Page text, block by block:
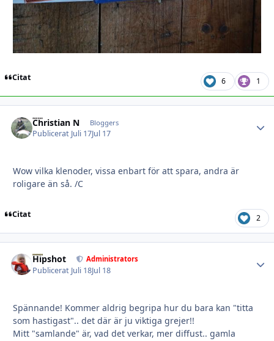
Citat 6 1
Christian N Bloggers
Publicerat Juli 17Jul 17
Wow vilka klenoder, vissa enbart för att spara, andra är
roligare än så. /C
Citat 2
Hipshot Administrators
Publicerat Juli 18Jul 18
Spännande! Kommer aldrig begripa hur du bara kan "titta
som hastigast".. det där är ju viktiga grejer!!
Mitt "samlande" är, vad det verkar, mer diffust.. gamla